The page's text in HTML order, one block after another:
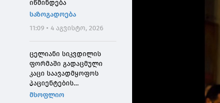
იწმინდება
საზოგადოება
11:09 • 4 აგვისტო, 2026
ცელიანი სიკვდილის
ფორმაში გადაცმული
კაცი საავადმყოფოს
პაციენტების
შეშინებისთვის
მსოფლიო